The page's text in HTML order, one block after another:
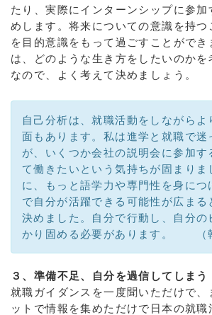
たり、実際にインターンシップに参加
めします。将来についての意識を持つ
を目的意識をもって過ごすことができ
は、どのような生き方をしたいのかを
なので、よく考えて決めましょう。
自己分析は、就職活動をしながらよ
面もあります。私は進学と就職で迷
が、いくつか会社の説明会に参加す
て働きたいという気持ちが固まりま
に、もっと語学力や専門性を身につ
で自分が活躍できる可能性が広まる
決めました。自分で行動し、自分の
かり固める必要があります。 （
３、準備不足、自分を過信してしまう
就職ガイダンスを一度聞いただけで、
ットで情報を集めただけで日本の就職